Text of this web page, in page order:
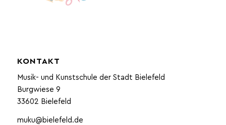
KONTAKT
Musik- und Kunstschule der Stadt Bielefeld
Burgwiese 9
33602 Bielefeld
muku@bielefeld.de